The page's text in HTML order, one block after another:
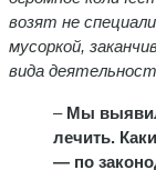
возят не
мусоркой,
вида
– Мы
лечить.
— по